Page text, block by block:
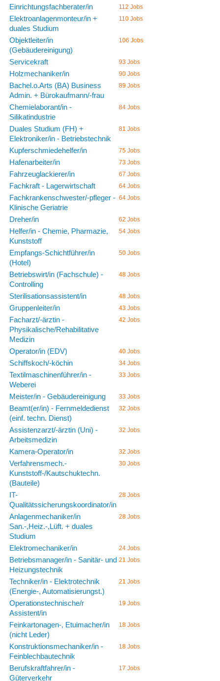
Einrichtungsfachberater/in 112 Jobs
Elektroanlagenmonteur/in +
duales Studium
110 Jobs
Objektleiter/in
(Gebäudereinigung)
106 Jobs
Servicekraft 93 Jobs
Holzmechaniker/in 90 Jobs
Bachel.o.Arts (BA) Business
Admin. + Bürokaufmann/-frau
89 Jobs
Chemielaborant/in -
Silikatindustrie
84 Jobs
Duales Studium (FH) +
Elektroniker/in - Betriebstechnik
81 Jobs
Kupferschmiedehelfer/in 75 Jobs
Hafenarbeiter/in 73 Jobs
Fahrzeuglackierer/in 67 Jobs
Fachkraft - Lagerwirtschaft 64 Jobs
Fachkrankenschwester/-pfleger -
Klinische Geriatrie
64 Jobs
Dreher/in 62 Jobs
Helfer/in - Chemie, Pharmazie,
Kunststoff
54 Jobs
Empfangs-Schichtführer/in
(Hotel)
50 Jobs
Betriebswirt/in (Fachschule) -
Controlling
48 Jobs
Sterilisationsassistent/in 48 Jobs
Gruppenleiter/in 43 Jobs
Facharzt/-ärztin -
Physikalische/Rehabilitative
Medizin
42 Jobs
Operator/in (EDV) 40 Jobs
Schiffskoch/-köchin 34 Jobs
Textilmaschinenführer/in -
Weberei
33 Jobs
Meister/in - Gebäudereinigung 33 Jobs
Beamt(er/in) - Fernmeldedienst
(einf. techn. Dienst)
32 Jobs
Assistenzarzt/-ärztin (Uni) -
Arbeitsmedizin
32 Jobs
Kamera-Operator/in 32 Jobs
Verfahrensmech.-
Kunststoff-/Kautschuktechn.
(Bauteile)
30 Jobs
IT-
Qualitätssicherungskoordinator/in
28 Jobs
Anlagenmechaniker/in
San.-,Heiz.-,Lüft. + duales
Studium
28 Jobs
Elektromechaniker/in 24 Jobs
Betriebsmanager/in - Sanitär- und
Heizungstechnik
21 Jobs
Techniker/in - Elektrotechnik
(Energie-, Automatisierungst.)
21 Jobs
Operationstechnische/r
Assistent/in
19 Jobs
Feinkartonagen-, Etuimacher/in
(nicht Leder)
18 Jobs
Konstruktionsmechaniker/in -
Feinblechbautechnik
18 Jobs
Berufskraftfahrer/in -
Güterverkehr
17 Jobs